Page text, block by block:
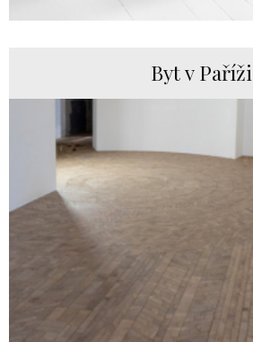
Byt v Paříži